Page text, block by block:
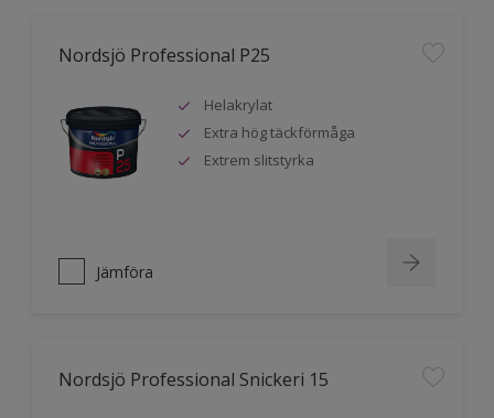
Nordsjö Professional P25
Helakrylat
Extra hög täckförmåga
Extrem slitstyrka
Jämföra
Nordsjö Professional Snickeri 15